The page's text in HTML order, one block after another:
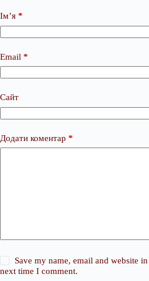
Ім’я *
Email *
Сайт
Додати коментар *
Save my name, email and website
next time I comment.